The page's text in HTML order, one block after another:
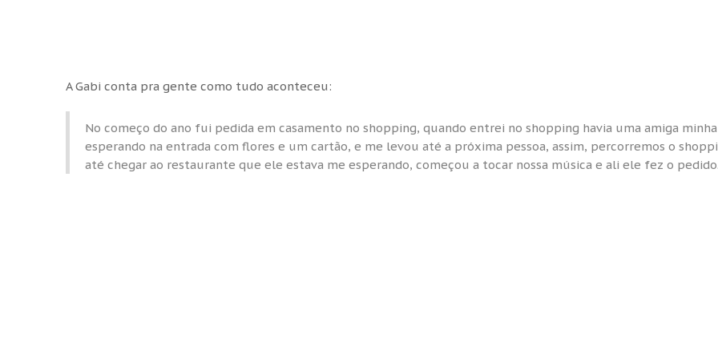
A Gabi conta pra gente como tudo aconteceu:
No começo do ano fui pedida em casamento no shopping, quando entrei no shopping havia uma amiga
esperando na entrada com flores e um cartão, e me levou até a próxima pessoa, assim, percorremos o
até chegar ao restaurante que ele estava me esperando, começou a tocar nossa música e ali ele fez o pedido.